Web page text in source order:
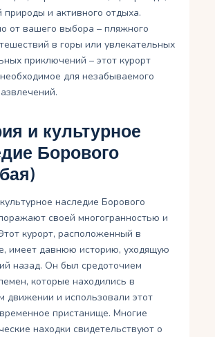
природы и активного отдыха.
от вашего выбора – пляжного
в горы или увлекательных
приключений – этот курорт
для незабываемого
и культурное
Борового
наследие Борового
своей многогранностью и
курорт, расположенный в
имеет давнюю историю, уходящую
назад. Он был средоточием
которые находились в
движении и использовали этот
пристанище. Многие
находки свидетельствуют о